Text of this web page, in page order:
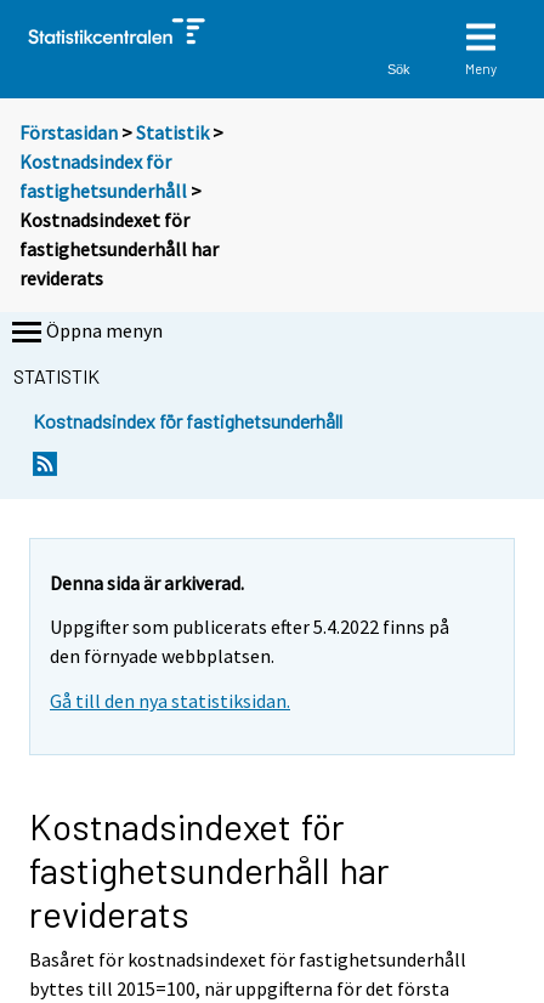
Sök Meny
Förstasidan >Statistik >
Kostnadsindex för
fastighetsunderhåll >
Kostnadsindexet för
fastighetsunderhåll har
reviderats
Öppna menyn
STATISTIK
Kostnadsindex för fastighetsunderhåll
Denna sida är arkiverad.
Uppgifter som publicerats efter 5.4.2022 finns på
den förnyade webbplatsen.
Gå till den nya statistiksidan.
Kostnadsindexet för
fastighetsunderhåll har
reviderats
Basåret för kostnadsindexet för fastighetsunderhåll
byttes till 2015=100, när uppgifterna för det första